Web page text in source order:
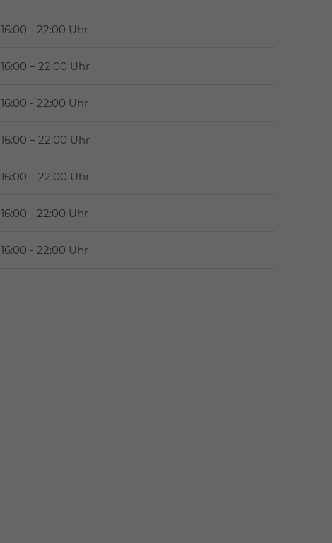
16:00 - 22:00 Uhr
16:00 – 22:00 Uhr
16:00 - 22:00 Uhr
16:00 – 22:00 Uhr
16:00 – 22:00 Uhr
16:00 - 22:00 Uhr
16:00 - 22:00 Uhr